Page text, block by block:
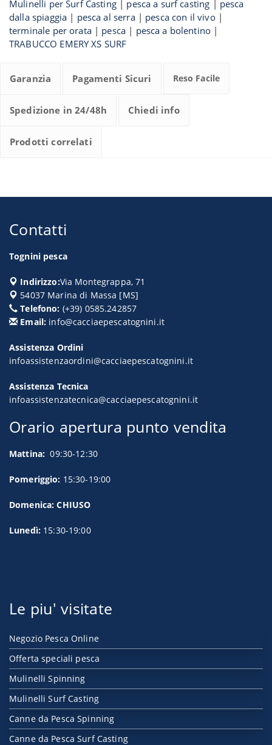
Mulinelli per Surf Casting| pesca a surf casting
pesca
dalla spiaggia | pesca al serra| pesca con il vivo|
terminale per orata| pesca | pesca a bolentino |
TRABUCCO EMERY XS SURF
Garanzia Pagamenti Sicuri Reso Facile
Spedizione in 24/48h Chiedi info
Prodotti correlati
Contatti
Tognini pesca
Indirizzo:Via Montegrappa, 71
54037 Marina di Massa [MS]
Telefono: (+39) 0585.242857
Email: info@cacciaepescatognini.it
Assistenza Ordini
infoassistenzaordini@cacciaepescatognini.it
Assistenza Tecnica
infoassistenzatecnica@cacciaepescatognini.it
Orario apertura punto vendita
Mattina: 09:30-12:30
Pomeriggio: 15:30-19:00
Domenica: CHIUSO
Lunedì: 15:30-19:00
Le piu' visitate
Negozio Pesca Online
Offerta speciali pesca
Mulinelli Spinning
Mulinelli Surf Casting
Canne da Pesca Spinning
Canne da Pesca Surf Casting